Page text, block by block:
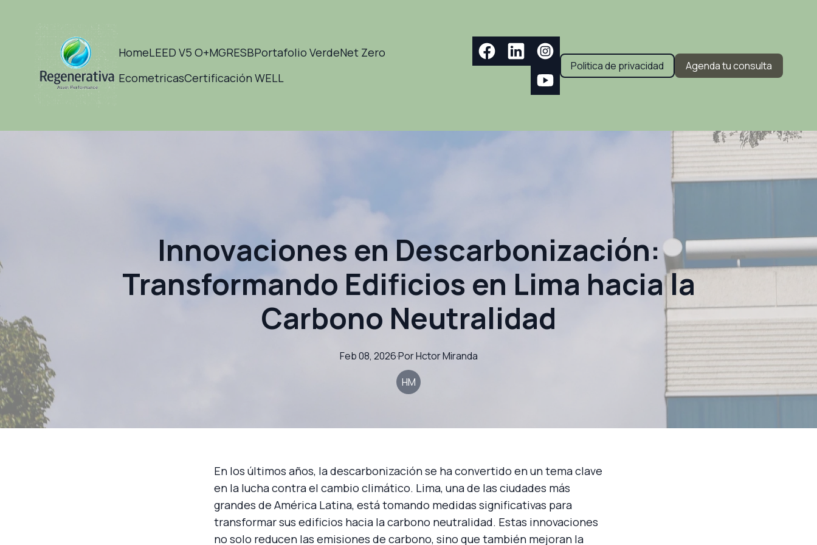
HomeLEED V5 O+MGRESBPortafolio VerdeNet Zero
EcometricasCertificación WELL
Politica de privacidad Agenda tu consulta
Innovaciones en Descarbonización:
Transformando Edificios en Lima hacia la
Carbono Neutralidad
Feb 08, 2026·PorHctorMiranda
HM
En los últimos años, la descarbonización se ha convertido en un tema clave
en la lucha contra el cambio climático. Lima, una de las ciudades más
grandes de América Latina, está tomando medidas significativas para
transformar sus edificios hacia la carbono neutralidad. Estas innovaciones
no solo reducen las emisiones de carbono, sino que también mejoran la